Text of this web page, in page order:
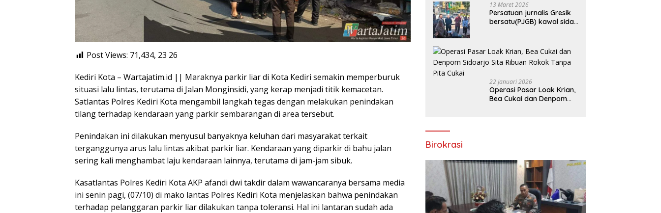
Post Views: 71,434, 23 26
Kediri Kota – Wartajatim.id || Maraknya parkir liar di Kota Kediri semakin memperburuk
situasi lalu lintas, terutama di Jalan Monginsidi, yang kerap menjadi titik kemacetan.
Satlantas Polres Kediri Kota mengambil langkah tegas dengan melakukan penindakan
tilang terhadap kendaraan yang parkir sembarangan di area tersebut.
Penindakan ini dilakukan menyusul banyaknya keluhan dari masyarakat terkait
terganggunya arus lalu lintas akibat parkir liar. Kendaraan yang diparkir di bahu jalan
sering kali menghambat laju kendaraan lainnya, terutama di jam-jam sibuk.
Kasatlantas Polres Kediri Kota AKP afandi dwi takdir dalam wawancaranya bersama media
ini senin pagi, (07/10) di mako lantas Polres Kediri Kota menjelaskan bahwa penindakan
terhadap pelanggaran parkir liar dilakukan tanpa toleransi. Hal ini lantaran sudah ada
13 Maret 2026
Persatuan jurnalis Gresik
bersatu(PJGB) kawal sidak
atas nama Molyo Cipto
amin
22 Januari 2026
Operasi Pasar Loak Krian,
Bea Cukai dan Denpom
Birokrasi